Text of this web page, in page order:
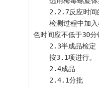
2.2.7反应时
色时间应不低于30分
    2.3半成品检定
    按3.1项进行。
    2.4成品
    2.4.1分批